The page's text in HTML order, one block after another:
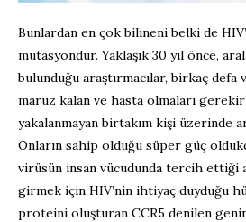
Bunlardan en çok bilineni belki de
mutasyondur. Yaklaşık 30 yıl önce,
bulunduğu araştırmacılar, birkaç
maruz kalan ve hasta olmaları
yakalanmayan birtakım kişi üzerinde
Onların sahip olduğu süper güç
virüsün insan vücudunda tercih ettiği
girmek için HIV’nin ihtiyaç duyduğu
proteini oluşturan CCR5 denilen